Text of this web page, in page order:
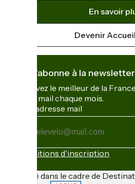
En savoir
Devenir
Je m'abonne à la newsletter
Recevez le meilleur de la
boîte mail chaque mois.
Mon adresse mail
adresse
Conditions d'inscription
Financé dans le cadre de